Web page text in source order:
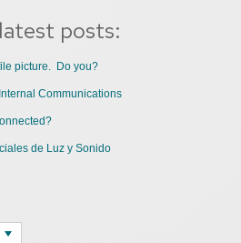
posts:
picture. Do you?
Communications
de Luz y Sonido